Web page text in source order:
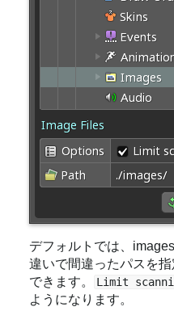
デフォルトでは、
違いで間違ったパスを
できます。
Limit
ようになります。